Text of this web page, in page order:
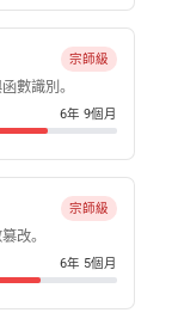
宗師級
數識別。
6年 9個月
宗師級
改。
6年 5個月